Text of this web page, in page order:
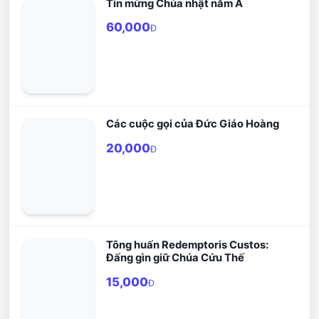
Tin mừng Chúa nhật năm A
60,000Đ
Các cuộc gọi của Đức Giáo Hoàng
20,000Đ
Tông huấn Redemptoris Custos:
Đấng gìn giữ Chúa Cứu Thế
15,000Đ